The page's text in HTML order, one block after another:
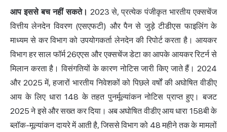
आप इससे बच नहीं सकते। 2023 से, प्रत्येक पंजीकृत भारतीय एक्सचेंज
वित्तीय लेनदेन विवरण (एसएफटी) और पैन से जुड़े टीडीएस फाइलिंग के
माध्यम से कर विभाग को उपयोगकर्ता लेनदेन की रिपोर्ट करता है। आयकर
विभाग हर साल फॉर्म 26एएस और एक्सचेंज डेटा का आपके आयकर रिटर्न से
मिलान करता है। विसंगतियों के कारण नोटिस जारी किए जाते हैं। 2024
और 2025 में, हजारों भारतीय निवेशकों को पिछले वर्षों की अघोषित वीडीए
आय के लिए धारा 148 के तहत पुनर्मूल्यांकन नोटिस प्राप्त हुए। बजट
2025 ने इसे और सख्त कर दिया। अब अघोषित वीडीए आय धारा 158बी के
ब्लॉक-मूल्यांकन दायरे में आती है, जिससे विभाग को 48 महीने तक के मामलों